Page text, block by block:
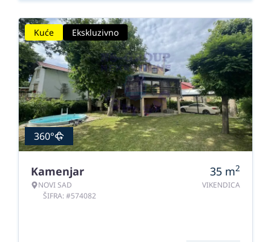
Kuće Ekskluzivno
360°
Kamenjar
NOVI SAD
ŠIFRA: #574082
35 m2
VIKENDICA